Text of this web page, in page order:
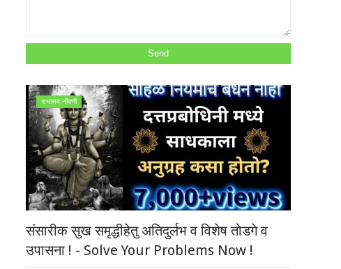
सभासद नोंदणी
संसारीक सुख समृद्धीहेतु अतिदुर्लभ व विशेष तोडगे व
उपासना ! - Solve Your Problems Now !